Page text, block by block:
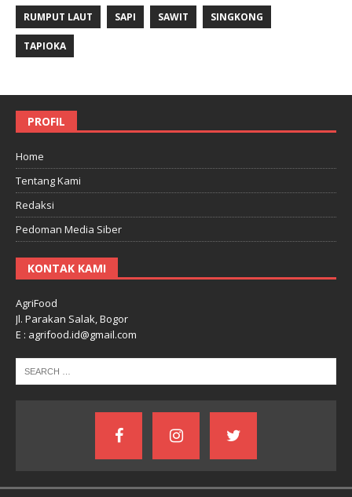
RUMPUT LAUT SAPI SAWIT SINGKONG
TAPIOKA
PROFIL
Home
Tentang Kami
Redaksi
Pedoman Media Siber
KONTAK KAMI
AgriFood
Jl. Parakan Salak, Bogor
E : agrifood.id@gmail.com